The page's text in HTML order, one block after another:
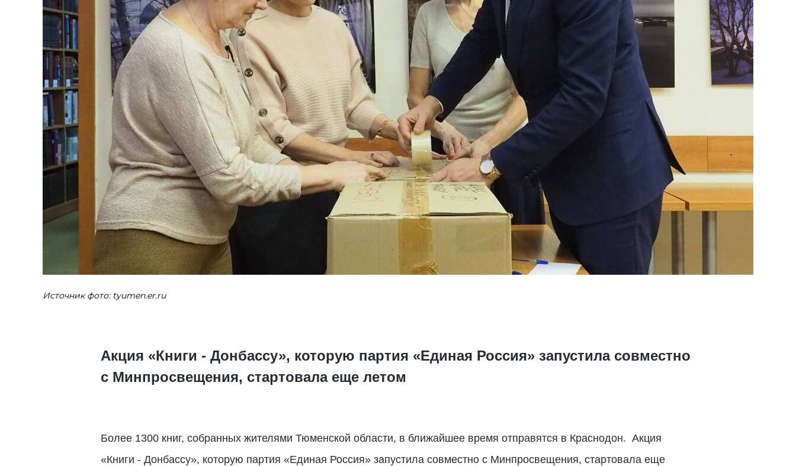
Источник фото: tyumen.er.ru
Акция «Книги - Донбассу», которую партия «Единая Россия» запустила совместно
с Минпросвещения, стартовала еще летом
Более 1300 книг, собранных жителями Тюменской области, в ближайшее время отправятся в Краснодон. Акция
«Книги - Донбассу», которую партия «Единая Россия» запустила совместно с Минпросвещения, стартовала еще